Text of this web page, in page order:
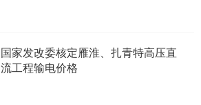
国家发改委核定雁淮、扎青特高压直
流工程输电价格